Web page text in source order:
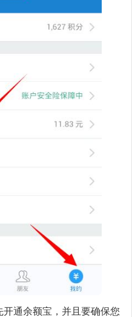
通余额宝，并且要确保您